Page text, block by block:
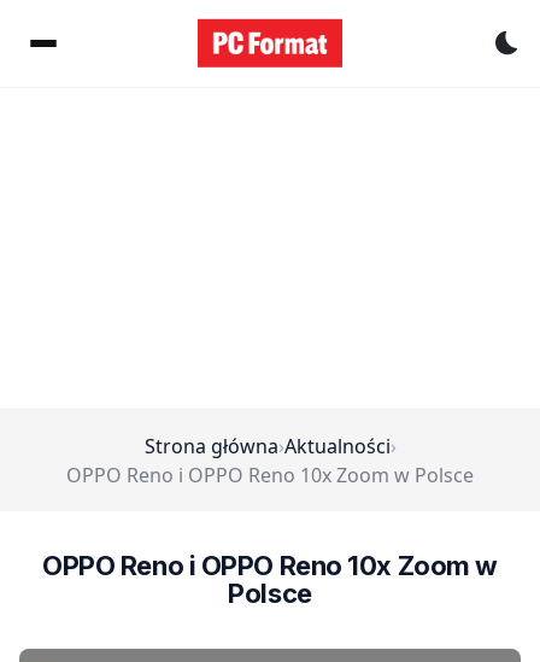
Strona główna›Aktualności›
OPPO Reno i OPPO Reno 10x Zoom w Polsce
OPPO Reno i OPPO Reno 10x Zoom w
Polsce